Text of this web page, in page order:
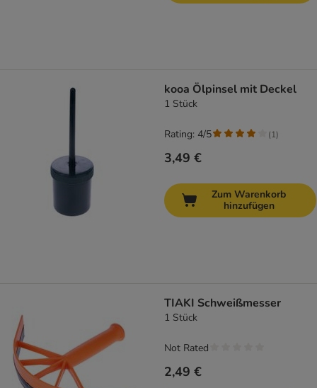
kooa Ölpinsel mit Deckel
1 Stück
3,49 €
Rating: 4/5 (1)
Zum Warenkorb
hinzufügen
TIAKI Schweißmesser
1 Stück
2,49 €
Not Rated